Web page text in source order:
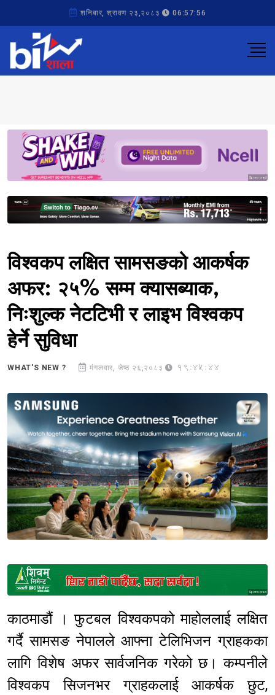
शनिबार, श्रावण २३,२०८३ 06:57:56
Sponsored
Sponsored
विश्वकप लक्षित सामसङको आकर्षक
अफर: २५% सम्म क्यासब्याक,
निःशुल्क नेटटिभी र लाइभ विश्वकप
हेर्ने सुविधा
WHAT'S NEW ? मंगलवार, जेष्ठ २६,२०८३ 19:45:44
Sponsored
काठमाडौं । फुटबल विश्वकपको माहोललाई लक्षित
गर्दै सामसङ नेपालले आफ्ना टेलिभिजन ग्राहकका
लागि विशेष अफर सार्वजनिक गरेको छ। कम्पनीले
विश्वकप सिजनभर ग्राहकलाई आकर्षक छुट,